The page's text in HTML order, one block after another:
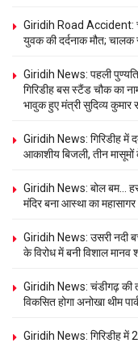
Giridih Road Accident:
युवक की दर्दनाक मौत; चालक
Giridih News: पहली
गिरिडीह बस स्टैंड चौक का
भावुक हुए मंत्री सुदिव्य कुमार
Giridih News: गिरिडीह में
आकाशीय बिजली, तीन मासूमों
Giridih News: बोल बम…
मंदिर बना आस्था का महासागर
Giridih News: उसरी नदी
के विरोध में बनी विशाल
Giridih News: चंडीगढ़ की
विकसित होगा अनोखा थीम
Giridih News: गिरिडीह में